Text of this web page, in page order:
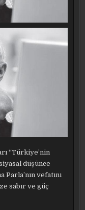
“Türkiye’nin
düşünce
vefatını
sabır ve güç